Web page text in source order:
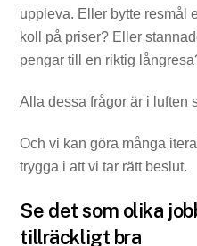
uppleva. Eller bytte resmål
koll på priser? Eller
pengar till en riktig
Alla dessa frågor är i luften
Och vi kan göra många
trygga i att vi tar rätt beslut.
Se det som olika
tillräckligt bra